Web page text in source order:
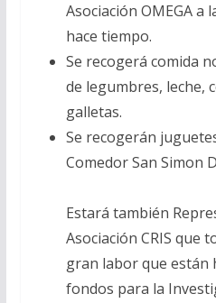
Asociación OMEGA a
hace tiempo.
Se recogerá comida
de legumbres, leche,
galletas.
Se recogerán
Comedor San Simon
Estará también
Asociación CRIS que
gran labor que están
fondos para la